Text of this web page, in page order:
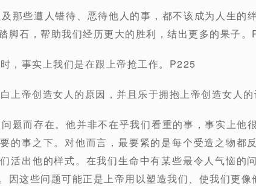
那些遭人错待、恶待他人的事，都不该成为人生的
脚石，帮助我们经历更大的胜利，结出更多的果子。
，事实上我们是在跟上帝抢工作。P225
上帝创造女人的原因，并且乐于拥抱上帝创造女人
题而存在。他并非不在乎我们看重的事，事实上他
的事之下。对他而言，最要紧的是每个受造之物都
活出他的样式。在我们生命中有某些最令人气恼的
因这些问题可能正是上帝用以塑造我们、使我们更